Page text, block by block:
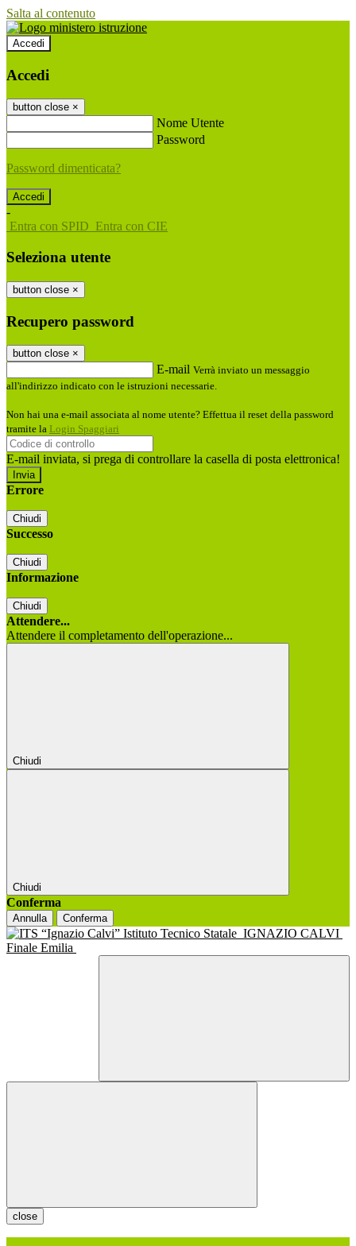
Salta al contenuto
Accedi
Accedi
button close ×
Nome Utente
Password
Password dimenticata?
-
Entra con SPID Entra con CIE
Seleziona utente
button close ×
Recupero password
button close ×
E-mail Verrà inviato un messaggio
all'indirizzo indicato con le istruzioni necessarie.
Non hai una e-mail associata al nome utente? Effettua il reset della password
tramite la Login Spaggiari
E-mail inviata, si prega di controllare la casella di posta elettronica!
Errore
Chiudi
Successo
Chiudi
Informazione
Chiudi
Attendere...
Attendere il completamento dell'operazione...
Chiudi
Chiudi
Conferma
Annulla Conferma
Istituto Tecnico Statale IGNAZIO CALVI
Finale Emilia
close